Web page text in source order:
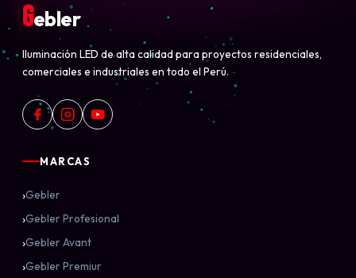
Gebler
Iluminación LED de alta calidad para proyectos residenciales,
comerciales e industriales en todo el Perú.
MARCAS
›Gebler
›Gebler Profesional
›Gebler Avant
›Gebler Premiur